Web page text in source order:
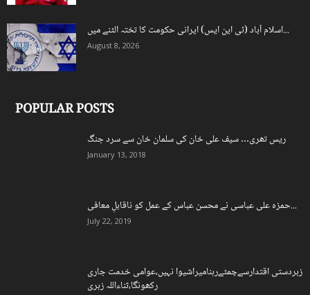
اسلام آباد (ٹی این ایس) ایرانی حکومت کا تختہ الٹنے میں...
August 8, 2026
POPULAR POSTS
ریس تھری… سیف علی خان کی سلمان خان سے سرد جنگ
January 13, 2018
حمزہ علی عباسی نے محسن عباس کے عمل کو ناقابلِ معافی...
July 22, 2019
زبردستی اقتدارسےچمٹےرہنامیراشیوا نہیں،عوامی خدمت جاری
رکھونگا،ثناءاللہ زہری